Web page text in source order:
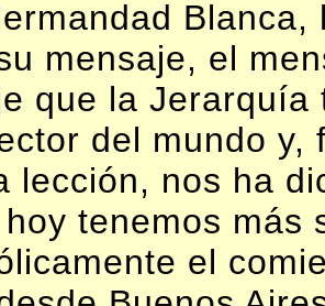
mensaje, el
que la
del mundo
lección, nos ha
tenemos más
el